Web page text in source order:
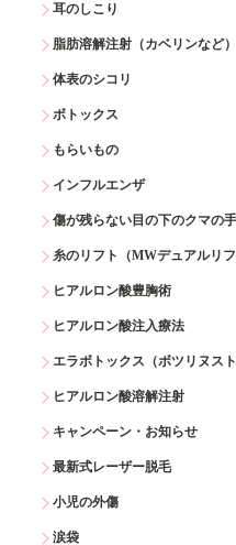
耳のしこり
脂肪溶解注射（カベリンなど）
体表のシコリ
ボトックス
もらいもの
インフルエンザ
傷が残らない目の下のクマの
糸のリフト（MWデュアルリフ
ヒアルロン酸豊胸術
ヒアルロン酸注入療法
エラボトックス（ボツリヌスト
ヒアルロン酸溶解注射
キャンペーン・お知らせ
最新式レーザー脱毛
小児の外傷
涙袋